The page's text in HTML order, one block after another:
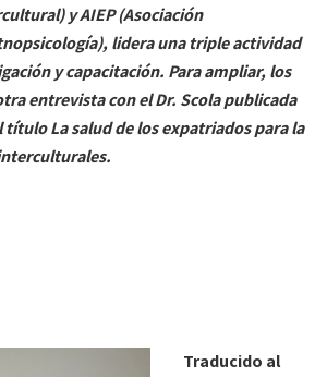
y AIEP (Asociación
lidera una triple actividad
y capacitación. Para ampliar, los
entrevista con el Dr. Scola publicada
título La salud de los expatriados para la
Traducido al